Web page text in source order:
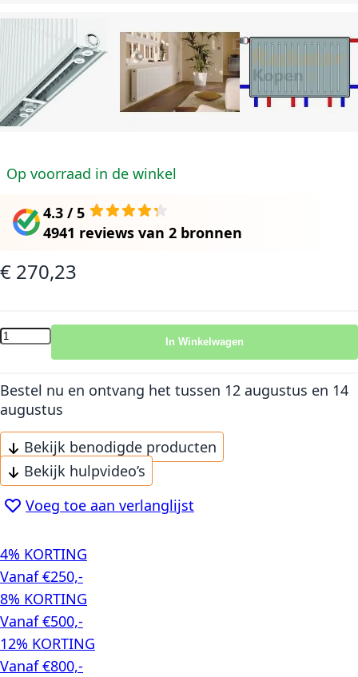
Op voorraad in de winkel
4.3 / 5
4941 reviews van 2 bronnen
€ 270,23
In Winkelwagen
Bestel nu en ontvang het tussen 12 augustus en 14
augustus
Bekijk benodigde producten
Bekijk hulpvideo’s
Voeg toe aan verlanglijst
4% KORTING
Vanaf €250,-
8% KORTING
Vanaf €500,-
12% KORTING
Vanaf €800,-